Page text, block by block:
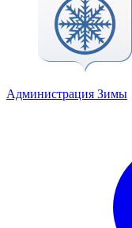
Администрация Зимы